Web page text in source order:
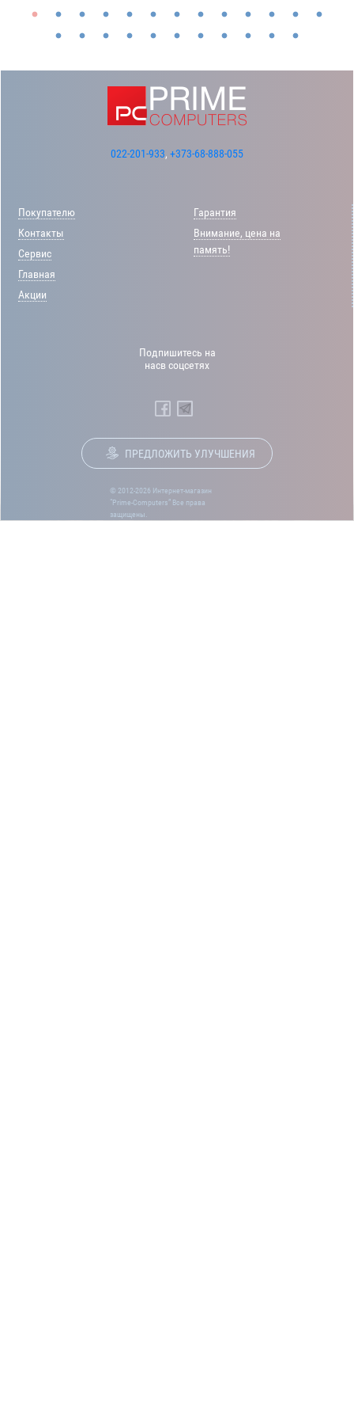
022-201-933, +373-68-888-055
Покупателю
Контакты
Сервис
Главная
Акции
Гарантия
Внимание, цена на
память!
Подпишитесь на
насв соцсетях
ПРЕДЛОЖИТЬ УЛУЧШЕНИЯ
© 2012-2026 Интернет-магазин
“Prime-Computers” Все права
защищены.